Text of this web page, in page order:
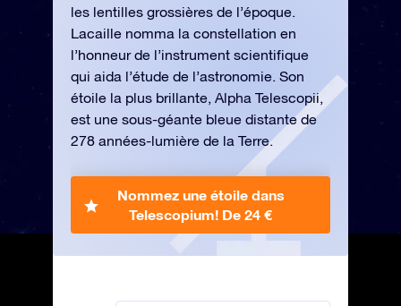
les lentilles grossières de l’époque.
Lacaille nomma la constellation en
l’honneur de l’instrument scientifique
qui aida l’étude de l’astronomie. Son
étoile la plus brillante, Alpha Telescopii,
est une sous-géante bleue distante de
278 années-lumière de la Terre.
Nommez une étoile dans
Telescopium! De 24 €